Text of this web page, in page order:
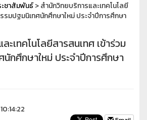
ะชาสัมพันธ์> สำนักวิทยบริการและเทคโนโลยี
รมปฐมนิเทศนักศึกษาใหม่ ประจำปีการศึกษา
ะเทคโนโลยีสารสนเทศ เข้าร่วม
กศึกษาใหม่ ประจำปีการศึกษา